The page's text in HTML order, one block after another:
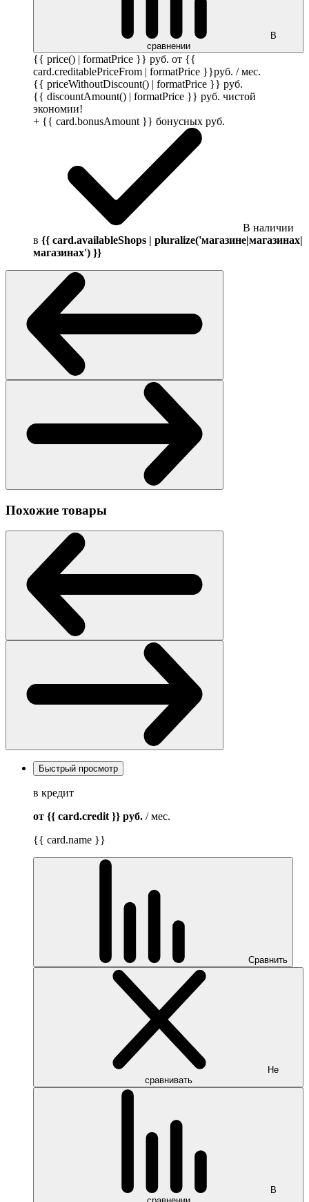
В
сравнении
{{ price() | formatPrice }} руб. от {{
card.creditablePriceFrom | formatPrice }}руб. / мес.
{{ priceWithoutDiscount() | formatPrice }} руб.
{{ discountAmount() | formatPrice }} руб. чистой
экономии!
+ {{ card.bonusAmount }} бонусных руб.
В наличии
в {{ card.availableShops | pluralize('магазине|магазинах|
магазинах') }}
Похожие товары
Быстрый просмотр
в кредит
от {{ card.credit }} руб. / мес.
{{ card.name }}
Сравнить
Не
сравнивать
В